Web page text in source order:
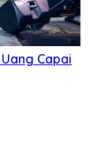
Capai